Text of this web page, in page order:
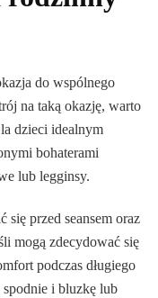
do wspólnego
na taką okazję, warto
dzieci idealnym
bohaterami
lub legginsy.
przed seansem oraz
mogą zdecydować się
podczas długiego
spodnie i bluzkę lub